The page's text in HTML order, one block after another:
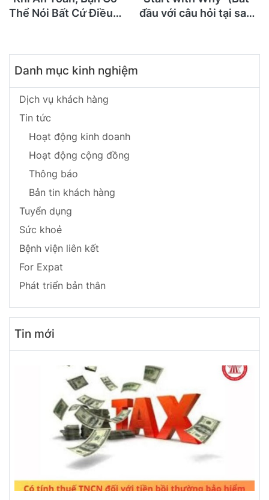
Thể Nói Bất Cứ Điều
Conversations" Và Ước
Gì Mình Biết Điều Này
Sớm Hơn Để Không
Suýt Mất Con
đầu với câu hỏi tại sao)
Danh mục kinh nghiệm
Dịch vụ khách hàng
Tin tức
Hoạt động kinh doanh
Hoạt động cộng đồng
Thông báo
Bản tin khách hàng
Tuyển dụng
Sức khoẻ
Bệnh viện liên kết
For Expat
Phát triển bản thân
Tin mới